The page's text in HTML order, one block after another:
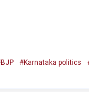
#Karnataka politics